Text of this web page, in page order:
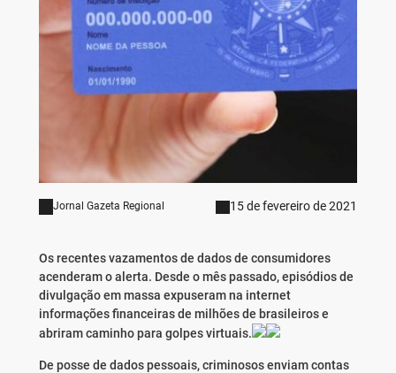
Jornal Gazeta Regional 15 de fevereiro de 2021
Os recentes vazamentos de dados de consumidores
acenderam o alerta. Desde o mês passado, episódios de
divulgação em massa expuseram na internet
informações financeiras de milhões de brasileiros e
abriram caminho para golpes virtuais.
De posse de dados pessoais, criminosos enviam contas